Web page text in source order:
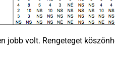
jobb volt. Rengeteget